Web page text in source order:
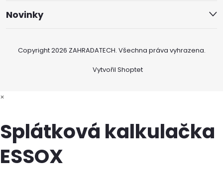
Novinky
Vytvořil Shoptet
Copyright 2026 ZAHRADATECH. Všechna práva vyhrazena.
×
Splátková kalkulačka
ESSOX